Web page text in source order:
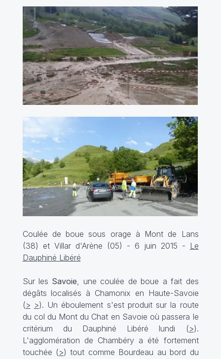
Coulée de boue sous orage à Mont de Lans
(38) et Villar d'Arène (05) - 6 juin 2015 - Le
Dauphiné Libéré
Sur les Savoie, une coulée de boue a fait des
dégâts localisés à Chamonix en Haute-Savoie
(> >). Un éboulement s'est produit sur la route
du col du Mont du Chat en Savoie où passera le
critérium du Dauphiné Libéré lundi (>).
L'agglomération de Chambéry a été fortement
touchée (>) tout comme Bourdeau au bord du